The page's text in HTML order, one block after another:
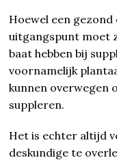
Hoewel een
uitgangspunt moet
baat hebben bij
voornamelijk
kunnen overwegen
suppleren.
Het is echter altijd
deskundige te